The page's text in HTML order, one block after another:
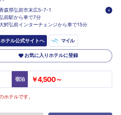
森県弘前市末広5-7-1
前駅から車で7分
鰐弘前インターチェンジから車で15分
ホテル公式サイトへ マイル
お気に入りホテルに登録
宿泊 ￥4,500～
ホテルです。